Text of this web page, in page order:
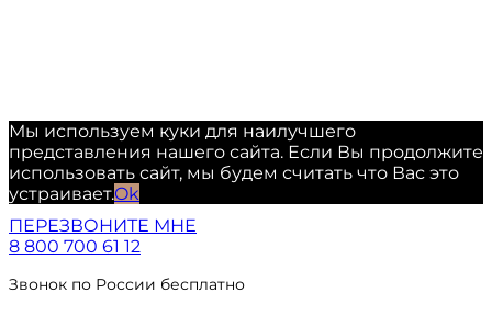
Мы используем куки для наилучшего
представления нашего сайта. Если Вы продолжите
использовать сайт, мы будем считать что Вас это
устраивает.Ok
ПЕРЕЗВОНИТЕ МНЕ
8 800 700 61 12
Звонок по России бесплатно